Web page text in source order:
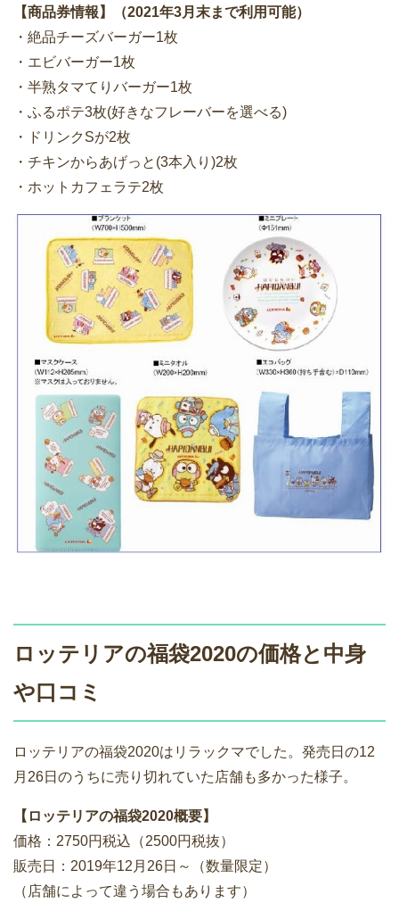
【商品券情報】（2021年3月末まで利用可能）
・絶品チーズバーガー1枚
・エビバーガー1枚
・半熟タマてりバーガー1枚
・ふるポテ3枚(好きなフレーバーを選べる)
・ドリンクSが2枚
・チキンからあげっと(3本入り)2枚
・ホットカフェラテ2枚
ロッテリアの福袋2020の価格と中身
や口コミ
ロッテリアの福袋2020はリラックマでした。発売日の12
月26日のうちに売り切れていた店舗も多かった様子。
【ロッテリアの福袋2020概要】
価格：2750円税込（2500円税抜）
販売日：2019年12月26日～（数量限定）
（店舗によって違う場合もあります）